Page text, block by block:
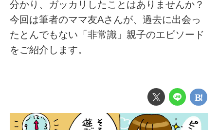
分かり、ガッカリしたことはありませんか？
今回は筆者のママ友Aさんが、過去に出会っ
たとんでもない「非常識」親子のエピソード
をご紹介します。